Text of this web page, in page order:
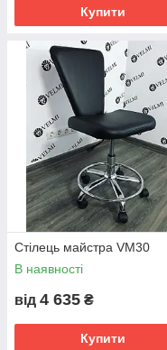
Купити
Стілець майстра VM30
В наявності
від 4 635 ₴
Купити